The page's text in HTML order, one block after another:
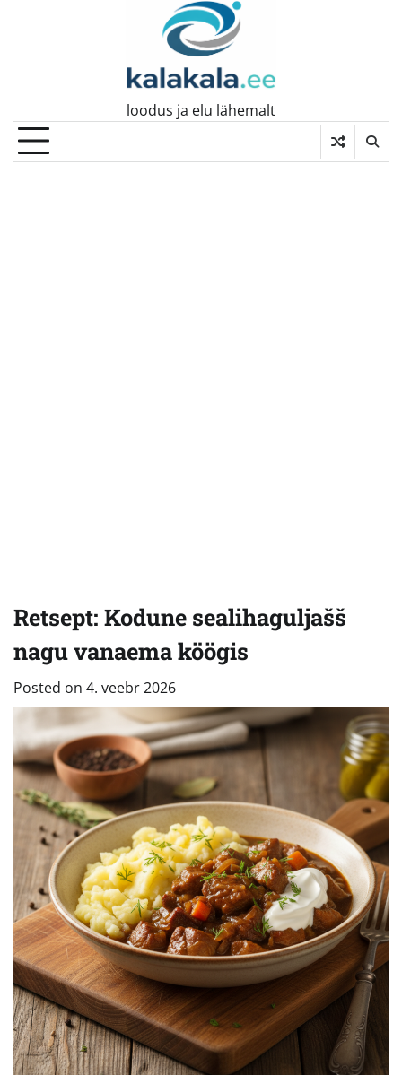
loodus ja elu lähemalt
Retsept: Kodune sealihaguljašš
nagu vanaema köögis
Posted on 4. veebr 2026